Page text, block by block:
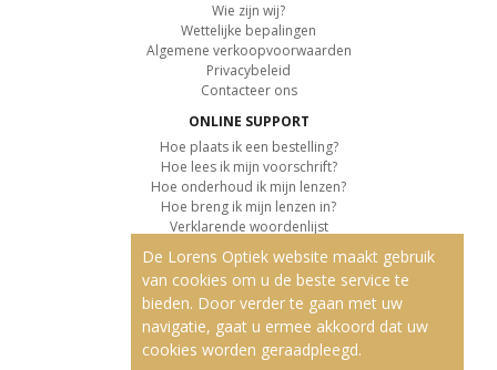
Wie zijn wij?
Wettelijke bepalingen
Algemene verkoopvoorwaarden
Privacybeleid
Contacteer ons
ONLINE SUPPORT
Hoe plaats ik een bestelling?
Hoe lees ik mijn voorschrift?
Hoe onderhoud ik mijn lenzen?
Hoe breng ik mijn lenzen in?
Verklarende woordenlijst
KLANTENSERVICE
Informatie over de levering
Informatie over de betaling
Retourvoorwaarden
ONZE PRODUCTEN
De Lorens Optiek website maakt gebruik
van cookies om u de beste service te
bieden. Door verder te gaan met uw
navigatie, gaat u ermee akkoord dat uw
cookies worden geraadpleegd.